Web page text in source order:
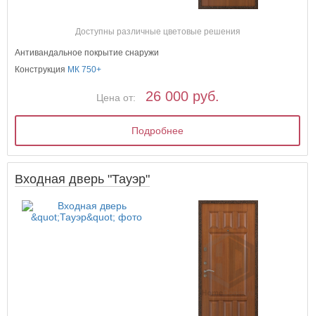
Доступны различные цветовые решения
Антивандальное покрытие снаружи
Конструкция МК 750+
Цена от: 26 000 руб.
Подробнее
Входная дверь "Тауэр"